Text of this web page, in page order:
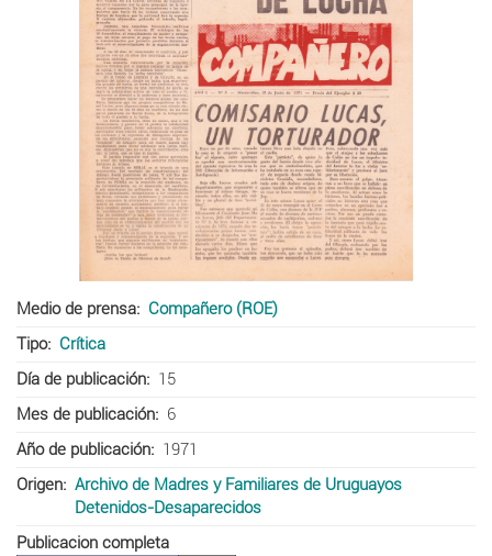
Medio de prensa
Compañero (ROE)
Tipo
Crítica
Día de publicación
15
Mes de publicación
6
Año de publicación
1971
Origen
Archivo de Madres y Familiares de Uruguayos
Detenidos-Desaparecidos
Publicacion completa